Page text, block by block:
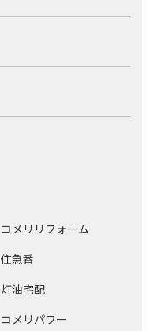
コメリリフォーム
住急番
灯油宅配
コメリパワー